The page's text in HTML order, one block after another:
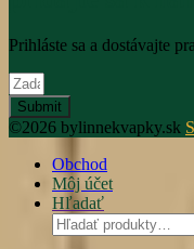
Prihláste sa a dostávajte
Submit
©2026 bylinnekvapky.sk
Obchod
Môj účet
Hľadať
Hľadať: